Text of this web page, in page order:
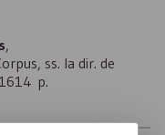
,
ss. la dir. de
p.